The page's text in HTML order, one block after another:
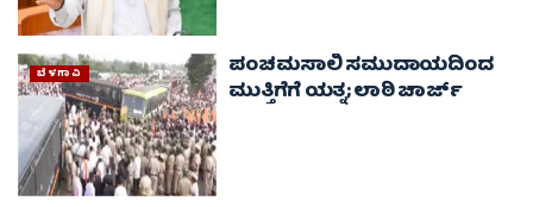
ಬೆಳಗಾವಿ ಪಂಚಮಸಾಲಿ ಸಮುದಾಯದಿಂದ
ಮುತ್ತಿಗೆಗೆ ಯತ್ನ; ಲಾಠಿ ಚಾರ್ಜ್